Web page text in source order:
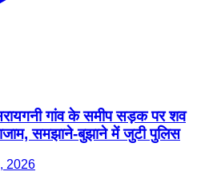
गांव के समीप सड़क पर शव
समझाने-बुझाने में जुटी पुलिस
2026